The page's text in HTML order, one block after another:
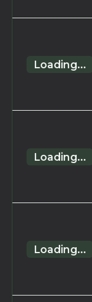
Loading...
Loading...
Loading...